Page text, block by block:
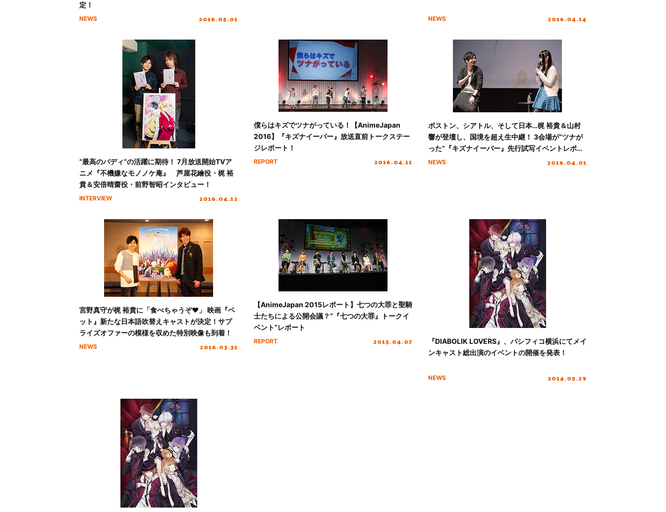
定！
NEWS 2016.05.01 NEWS 2016.04.14
“最高のバディ”の活躍に期待！ 7月放送開始TVア
ニメ『不機嫌なモノノケ庵』 芦屋花繪役・梶 裕
貴＆安倍晴齋役・前野智昭インタビュー！
INTERVIEW 2016.04.12
僕らはキズでツナがっている！【AnimeJapan
2016】『キズナイーバー』放送直前トークステー
ジレポート！
REPORT 2016.04.11
ボストン、シアトル、そして日本…梶 裕貴＆山村
響が登壇し、国境を超え生中継！ 3会場が“ツナが
った”『キズナイーバー』先行試写イベントレポー
トが到着!!
NEWS 2016.04.01
宮野真守が梶 裕貴に「食べちゃうぞ♥」 映画『ペ
ット』新たな日本語吹替えキャストが決定！サプ
ライズオファーの模様を収めた特別映像も到着！
NEWS 2016.03.31
【AnimeJapan 2015レポート】七つの大罪と聖騎
士たちによる公開会議？“『七つの大罪』トークイ
ベント”レポート
REPORT 2015.04.07
『DIABOLIK LOVERS』、パシフィコ横浜にてメイ
ンキャスト総出演のイベントの開催を発表！
NEWS 2014.05.29